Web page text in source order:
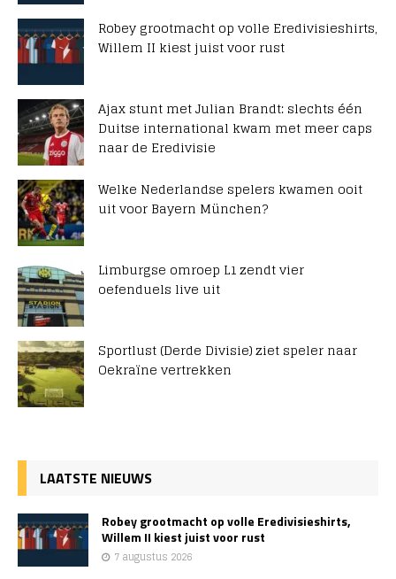
Robey grootmacht op volle Eredivisieshirts,
Willem II kiest juist voor rust
Ajax stunt met Julian Brandt: slechts één
Duitse international kwam met meer caps
naar de Eredivisie
Welke Nederlandse spelers kwamen ooit
uit voor Bayern München?
Limburgse omroep L1 zendt vier
oefenduels live uit
Sportlust (Derde Divisie) ziet speler naar
Oekraïne vertrekken
LAATSTE NIEUWS
Robey grootmacht op volle Eredivisieshirts,
Willem II kiest juist voor rust
7 augustus 2026